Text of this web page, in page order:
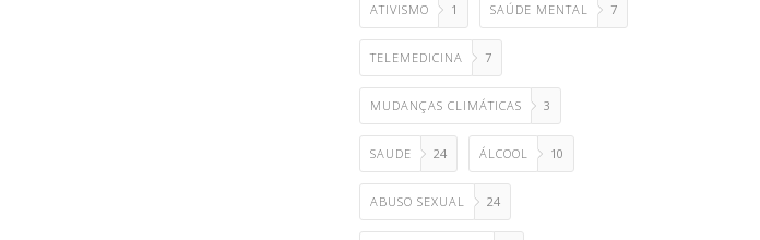
ATIVISMO 1 SAÚDE MENTAL 7
TELEMEDICINA 7
MUDANÇAS CLIMÁTICAS 3
SAUDE 24 ÁLCOOL 10
ABUSO SEXUAL 24